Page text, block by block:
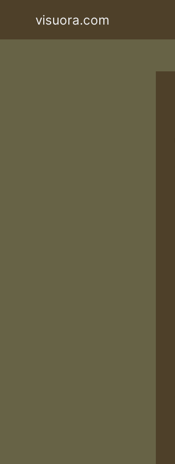
visuora.com